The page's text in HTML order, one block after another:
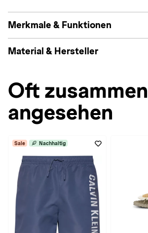
Merkmale & Funktionen
Material & Hersteller
Oft zusammen
angesehen
Sale Nachhaltig